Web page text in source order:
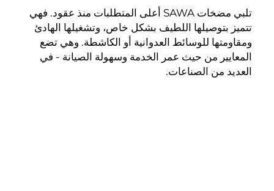
تلبي مضخات SAWA أعلى المتطلبات منذ عقود. فهي
تتميز بتوصيلها اللطيف بشكل خاص، وتشغيلها الهادئ
ومقاومتها للوسائط العدوانية أو الكاشطة. وهي تضع
المعايير من حيث عمر الخدمة وسهولة الصيانة - في
العديد من الصناعات.